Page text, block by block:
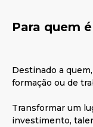
Para quem
Destinado a
formação ou de
Transformar um
investimento,